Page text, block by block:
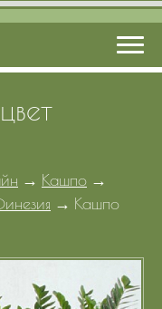
→ Кашпо →
→ Кашпо